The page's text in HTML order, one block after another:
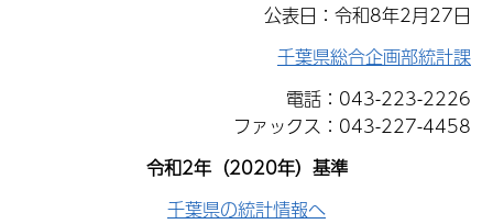
公表日：令和8年2月27日
千葉県総合企画部統計課
電話：043-223-2226
ファックス：043-227-4458
令和2年（2020年）基準
千葉県の統計情報へ